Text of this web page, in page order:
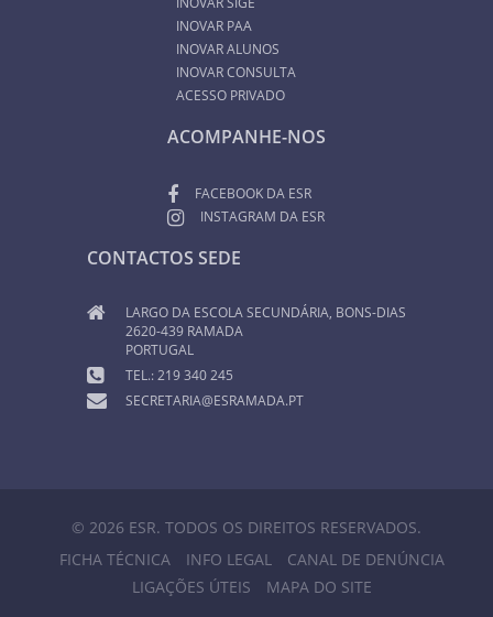
INOVAR PAA
INOVAR ALUNOS
INOVAR CONSULTA
ACESSO PRIVADO
ACOMPANHE-NOS
FACEBOOK DA ESR
INSTAGRAM DA ESR
CONTACTOS SEDE
LARGO DA ESCOLA SECUNDÁRIA, BONS-DIAS
2620-439 RAMADA
PORTUGAL
TEL.: 219 340 245
SECRETARIA@ESRAMADA.PT
© 2026 ESR. TODOS OS DIREITOS RESERVADOS.
FICHA TÉCNICA
INFO LEGAL
CANAL DE DENÚNCIA
LIGAÇÕES ÚTEIS
MAPA DO SITE